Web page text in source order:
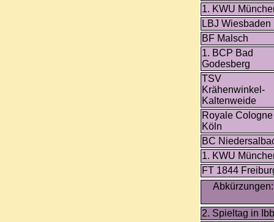
1. KWU
LBJ Wiesbaden
BF Malsch
1. BCP Bad
Godesberg
TSV
Krähenwinkel-
Kaltenweide
Royale Cologne
Köln
BC
1. KWU
FT 1844
2. Spieltag in